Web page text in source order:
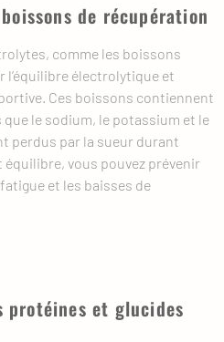
de récupération
comme les boissons
électrolytique et
Ces boissons contiennent
le sodium, le potassium et le
perdus par la sueur durant
équilibre, vous pouvez prévenir
et les baisses de
protéines et glucides